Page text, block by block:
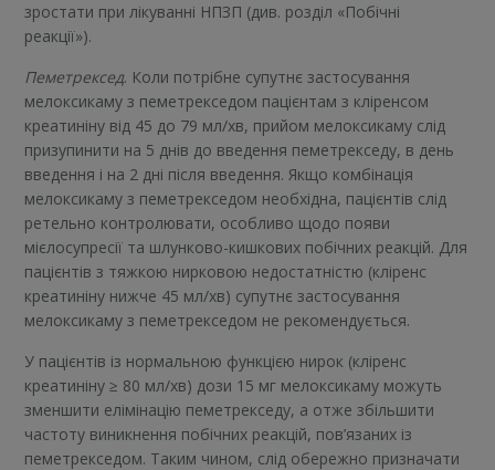
зростати при лікуванні НПЗП (див. розділ «Побічні
реакції»).
Пеметрексед. Коли потрібне супутнє застосування
мелоксикаму з пеметрекседом пацієнтам з кліренсом
креатиніну від 45 до 79 мл/хв, прийом мелоксикаму слід
призупинити на 5 днів до введення пеметрекседу, в день
введення і на 2 дні після введення. Якщо комбінація
мелоксикаму з пеметрекседом необхідна, пацієнтів слід
ретельно контролювати, особливо щодо появи
мієлосупресії та шлунково-кишкових побічних реакцій. Для
пацієнтів з тяжкою нирковою недостатністю (кліренс
креатиніну нижче 45 мл/хв) супутнє застосування
мелоксикаму з пеметрекседом не рекомендується.
У пацієнтів із нормальною функцією нирок (кліренс
креатиніну ≥ 80 мл/хв) дози 15 мг мелоксикаму можуть
зменшити елімінацію пеметрекседу, а отже збільшити
частоту виникнення побічних реакцій, пов’язаних із
пеметрекседом. Таким чином, слід обережно призначати